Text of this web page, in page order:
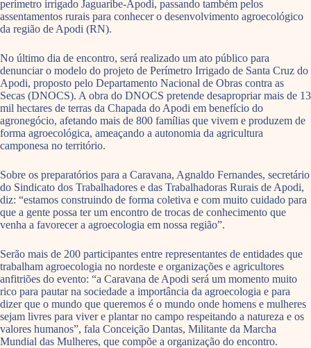
perímetro irrigado Jaguaribe-Apodi, passando também pelos
assentamentos rurais para conhecer o desenvolvimento agroecológico
da região de Apodi (RN).
No último dia de encontro, será realizado um ato público para
denunciar o modelo do projeto de Perímetro Irrigado de Santa Cruz do
Apodi, proposto pelo Departamento Nacional de Obras contra as
Secas (DNOCS). A obra do DNOCS pretende desapropriar mais de 13
mil hectares de terras da Chapada do Apodi em benefício do
agronegócio, afetando mais de 800 famílias que vivem e produzem de
forma agroecológica, ameaçando a autonomia da agricultura
camponesa no território.
Sobre os preparatórios para a Caravana, Agnaldo Fernandes, secretário
do Sindicato dos Trabalhadores e das Trabalhadoras Rurais de Apodi,
diz: “estamos construindo de forma coletiva e com muito cuidado para
que a gente possa ter um encontro de trocas de conhecimento que
venha a favorecer a agroecologia em nossa região”.
Serão mais de 200 participantes entre representantes de entidades que
trabalham agroecologia no nordeste e organizações e agricultores
anfitriões do evento: “a Caravana de Apodi será um momento muito
rico para pautar na sociedade a importância da agroecologia e para
dizer que o mundo que queremos é o mundo onde homens e mulheres
sejam livres para viver e plantar no campo respeitando a natureza e os
valores humanos”, fala Conceição Dantas, Militante da Marcha
Mundial das Mulheres, que compõe a organização do encontro.